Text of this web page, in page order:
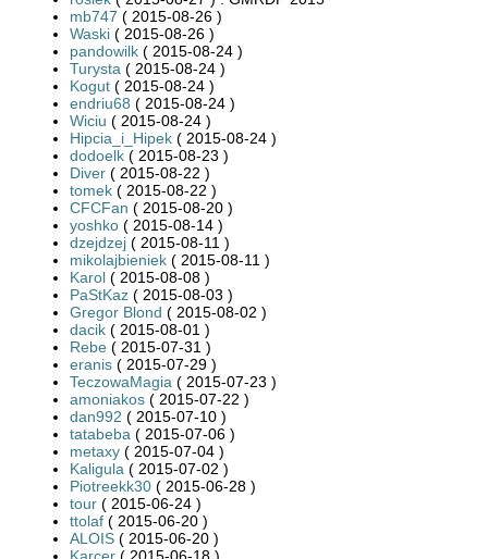
mb747 ( 2015-08-26 )
Waski ( 2015-08-26 )
pandowilk ( 2015-08-24 )
Turysta ( 2015-08-24 )
Kogut ( 2015-08-24 )
endriu68 ( 2015-08-24 )
Wiciu ( 2015-08-24 )
Hipcia_i_Hipek ( 2015-08-24 )
dodoelk ( 2015-08-23 )
Diver ( 2015-08-22 )
tomek ( 2015-08-22 )
CFCFan ( 2015-08-20 )
yoshko ( 2015-08-14 )
dzejdzej ( 2015-08-11 )
mikolajbieniek ( 2015-08-11 )
Karol ( 2015-08-08 )
PaStKaz ( 2015-08-03 )
Gregor Blond ( 2015-08-02 )
dacik ( 2015-08-01 )
Rebe ( 2015-07-31 )
eranis ( 2015-07-29 )
TeczowaMagia ( 2015-07-23 )
amoniakos ( 2015-07-22 )
dan992 ( 2015-07-10 )
tatabeba ( 2015-07-06 )
metaxy ( 2015-07-04 )
Kaligula ( 2015-07-02 )
Piotreekk30 ( 2015-06-28 )
tour ( 2015-06-24 )
ttolaf ( 2015-06-20 )
ALOIS ( 2015-06-20 )
Karcer ( 2015-06-18 )